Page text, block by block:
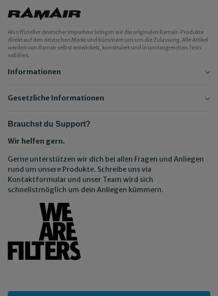
Als offizieller deutscher Importeur bringen wir die originalen Ramair-Produkte
direkt auf den deutschen Markt und kümmern uns um die Zulassung. Alle Artikel
werden von Ramair selbst entwickelt, konstruiert und in umfangreichen Tests
validiert.
Informationen
Gesetzliche Informationen
Brauchst du Support?
Wir helfen gern.
Gerne unterstützen wir dich bei allen Fragen und Anliegen
rund um unsere Produkte. Schreibe uns via
Kontaktformular und unser Team wird sich
schnellstmöglich um dein Anliegen kümmern.